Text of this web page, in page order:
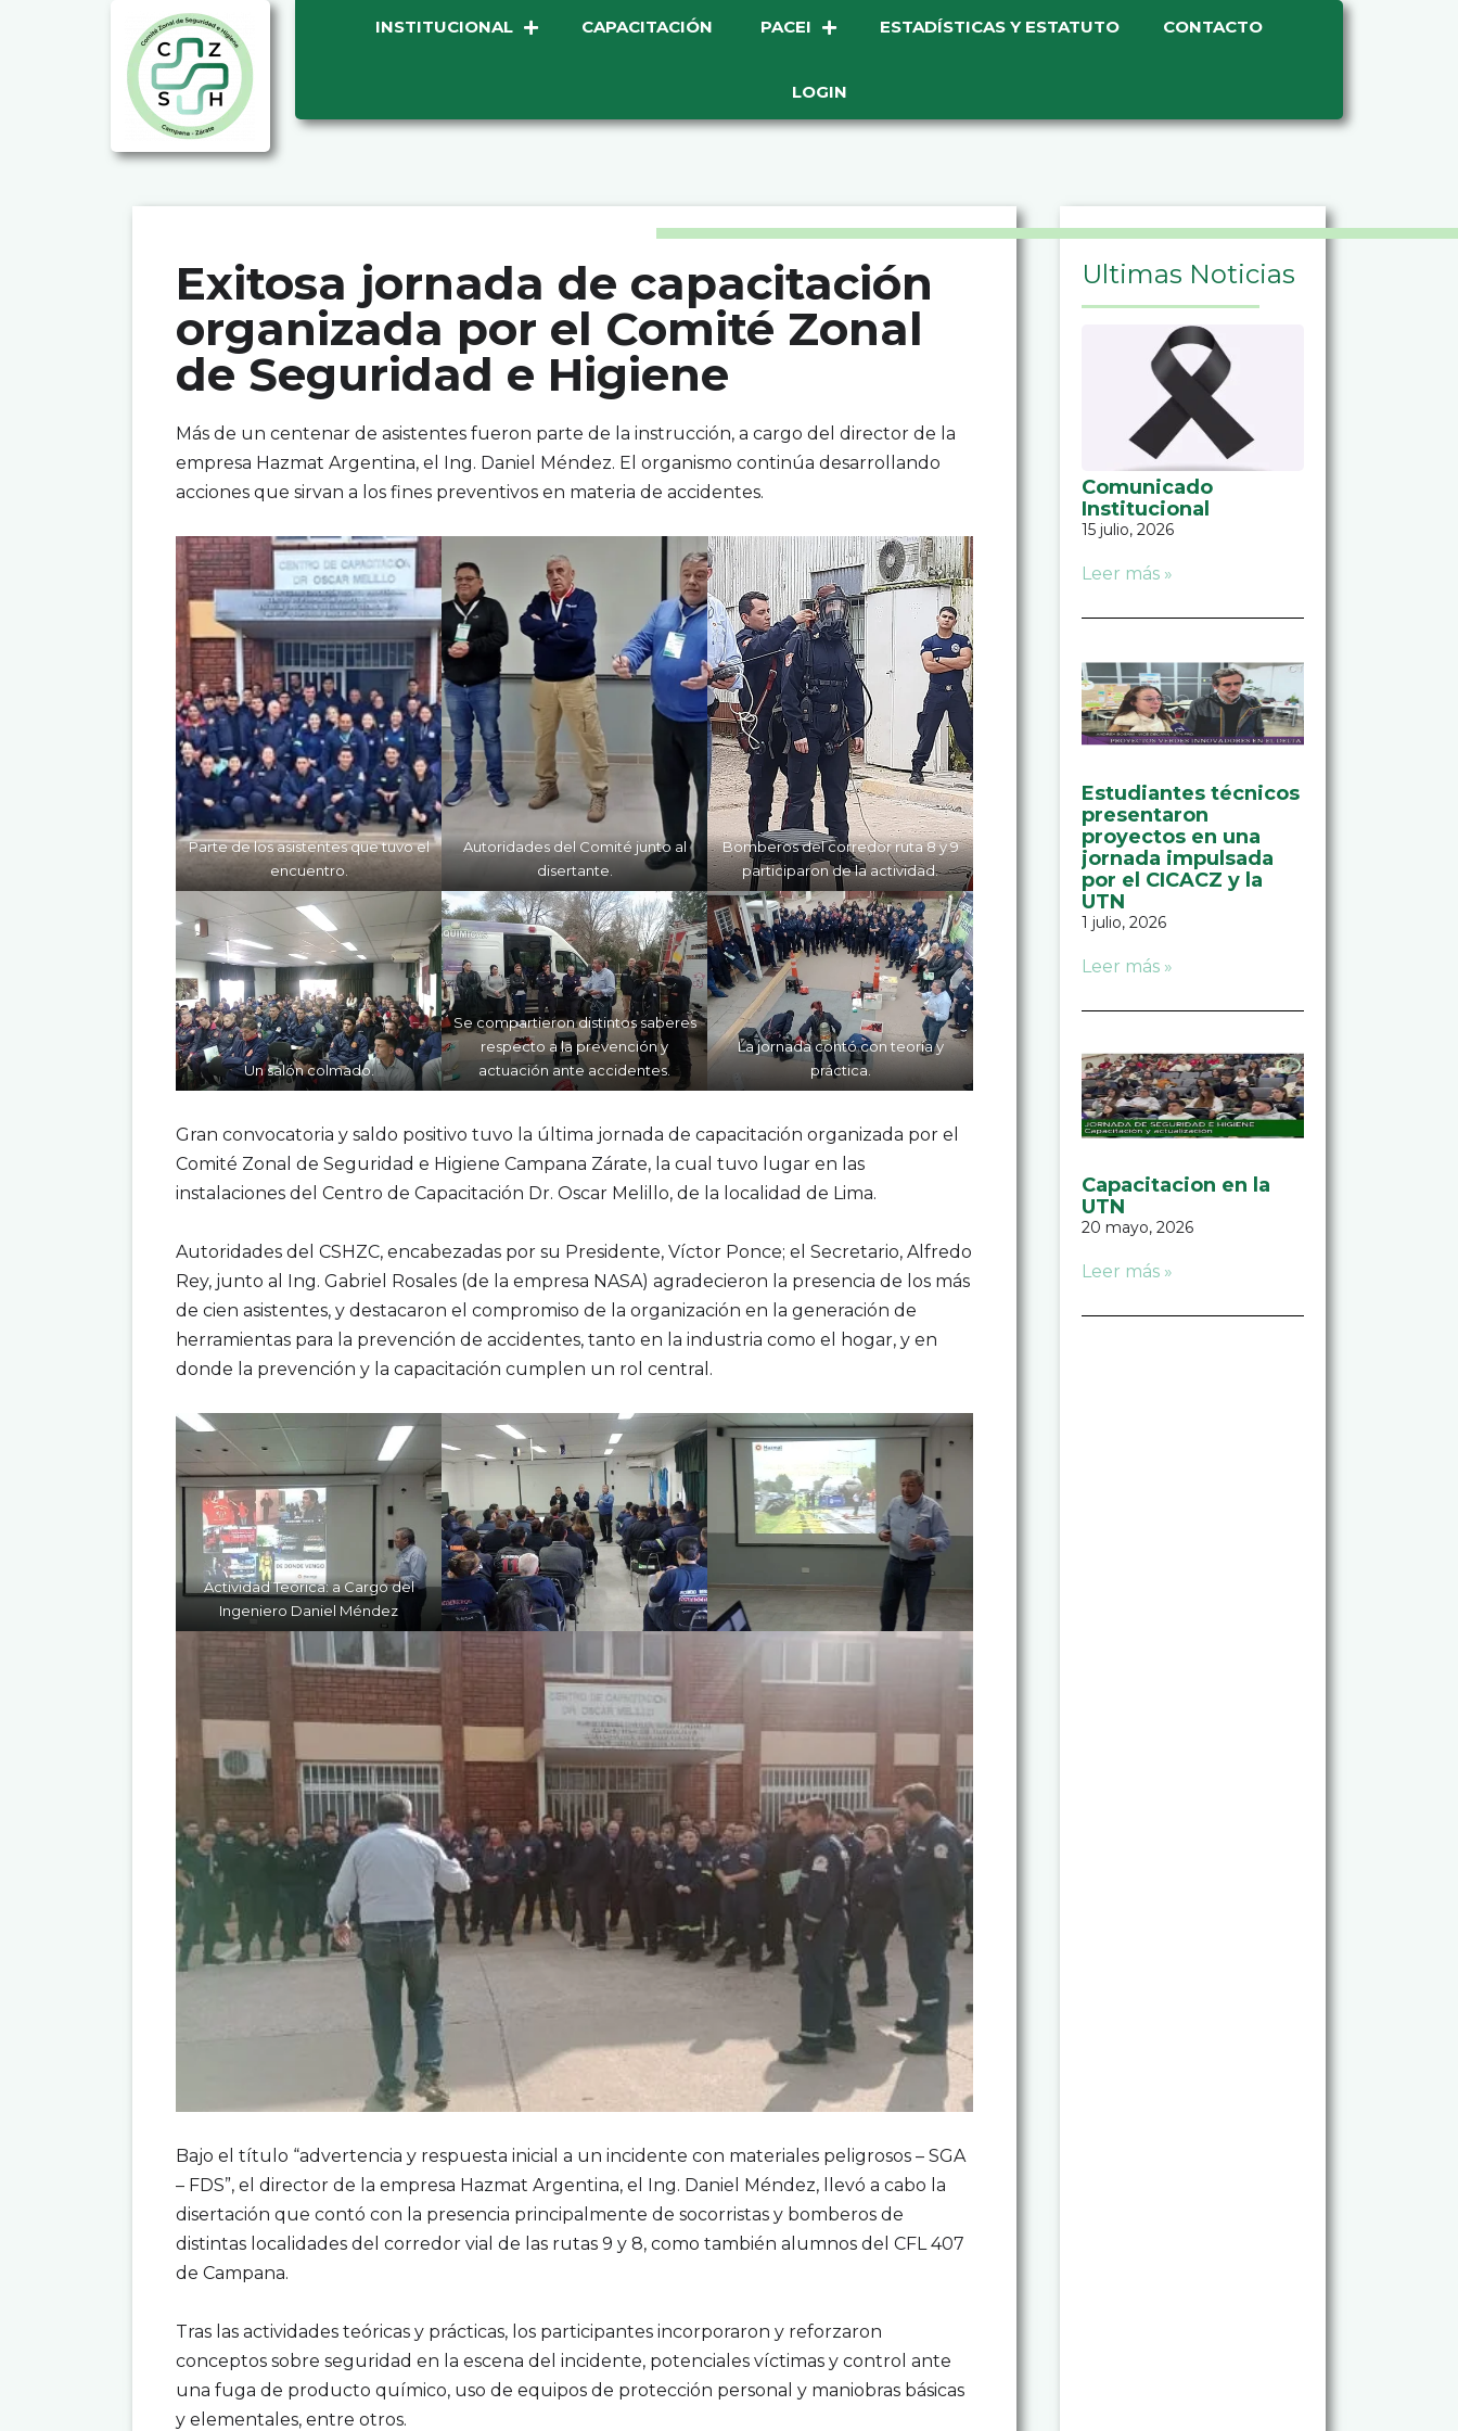
INSTITUCIONAL CAPACITACIÓN PACEI ESTADÍSTICAS Y ESTATUTO CONTACTO
LOGIN
Exitosa jornada de capacitación
organizada por el Comité Zonal
de Seguridad e Higiene
Más de un centenar de asistentes fueron parte de la instrucción, a cargo del director de la
empresa Hazmat Argentina, el Ing. Daniel Méndez. El organismo continúa desarrollando
acciones que sirvan a los fines preventivos en materia de accidentes.
Parte de los asistentes que tuvo el
encuentro.
Autoridades del Comité junto al
disertante.
Bomberos del corredor ruta 8 y 9
participaron de la actividad.
Un salón colmado.
Se compartieron distintos saberes
respecto a la prevención y
actuación ante accidentes.
La jornada contó con teoría y
práctica.
Gran convocatoria y saldo positivo tuvo la última jornada de capacitación organizada por el
Comité Zonal de Seguridad e Higiene Campana Zárate, la cual tuvo lugar en las
instalaciones del Centro de Capacitación Dr. Oscar Melillo, de la localidad de Lima.
Autoridades del CSHZC, encabezadas por su Presidente, Víctor Ponce; el Secretario, Alfredo
Rey, junto al Ing. Gabriel Rosales (de la empresa NASA) agradecieron la presencia de los más
de cien asistentes, y destacaron el compromiso de la organización en la generación de
herramientas para la prevención de accidentes, tanto en la industria como el hogar, y en
donde la prevención y la capacitación cumplen un rol central.
Actividad Teórica: a Cargo del
Ingeniero Daniel Méndez
Bajo el título “advertencia y respuesta inicial a un incidente con materiales peligrosos – SGA
– FDS”, el director de la empresa Hazmat Argentina, el Ing. Daniel Méndez, llevó a cabo la
disertación que contó con la presencia principalmente de socorristas y bomberos de
distintas localidades del corredor vial de las rutas 9 y 8, como también alumnos del CFL 407
de Campana.
Tras las actividades teóricas y prácticas, los participantes incorporaron y reforzaron
conceptos sobre seguridad en la escena del incidente, potenciales víctimas y control ante
una fuga de producto químico, uso de equipos de protección personal y maniobras básicas
y elementales, entre otros.
Ultimas Noticias
Comunicado
Institucional
15 julio, 2026
Leer más »
Estudiantes técnicos
presentaron
proyectos en una
jornada impulsada
por el CICACZ y la
UTN
1 julio, 2026
Leer más »
Capacitacion en la
UTN
20 mayo, 2026
Leer más »